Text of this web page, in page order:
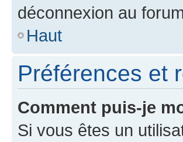
déconnexion au
Haut
Préférences et
Comment puis-je
Si vous êtes un